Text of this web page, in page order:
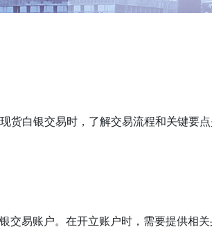
货白银交易时，了解交易流程和关键要
交易账户。在开立账户时，需要提供相